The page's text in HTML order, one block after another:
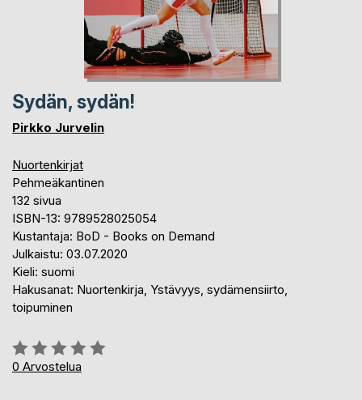
Sydän, sydän!
Pirkko Jurvelin
Nuortenkirjat
Pehmeäkantinen
132 sivua
ISBN-13: 9789528025054
Kustantaja: BoD - Books on Demand
Julkaistu: 03.07.2020
Kieli: suomi
Hakusanat: Nuortenkirja, Ystävyys, sydämensiirto,
toipuminen
Arvostelu::
0%
0 Arvostelua